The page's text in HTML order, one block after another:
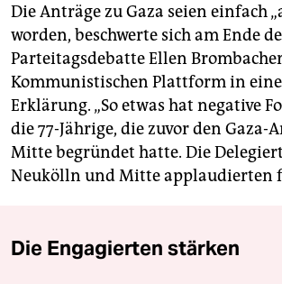
Die Anträge zu Gaza seien einfach
worden, beschwerte sich am Ende
Parteitagsdebatte Ellen
Kommunistischen Plattform in
Erklärung. „So etwas hat negative
die 77-Jährige, die zuvor den Gaza-
Mitte begründet hatte. Die
Neukölln und Mitte applaudierten
Die Engagierten stärken